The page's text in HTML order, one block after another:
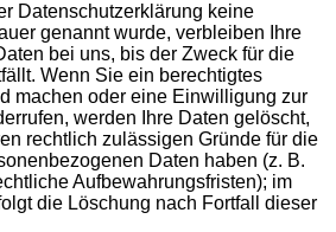
Datenschutzerklärung keine
genannt wurde, verbleiben Ihre
bei uns, bis der Zweck für die
Wenn Sie ein berechtigtes
machen oder eine Einwilligung zur
werden Ihre Daten gelöscht,
rechtlich zulässigen Gründe für die
Daten haben (z. B.
Aufbewahrungsfristen); im
die Löschung nach Fortfall dieser